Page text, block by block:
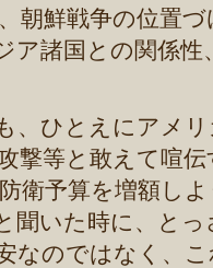
朝鮮戦争の位置
ア諸国との関係
、ひとえにアメ
撃等と敢えて喧
衛予算を増額し
聞いた時に、と
なのではなく、